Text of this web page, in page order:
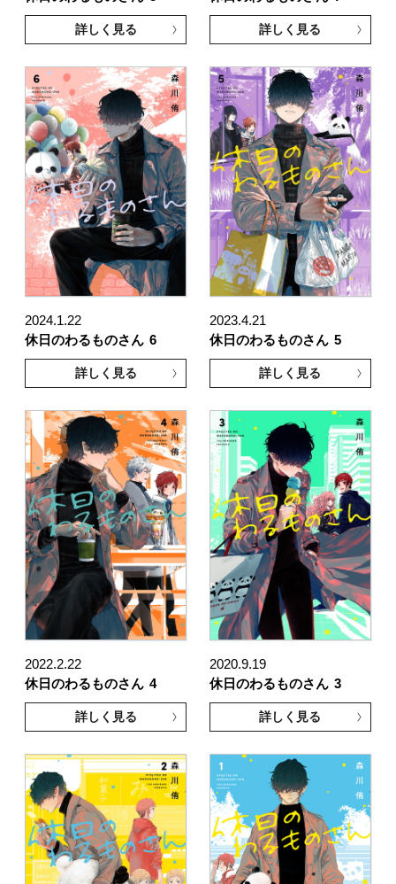
詳しく見る 詳しく見る
2024.1.22
休日のわるものさん 6
詳しく見る
2023.4.21
休日のわるものさん 5
詳しく見る
2022.2.22
休日のわるものさん 4
詳しく見る
2020.9.19
休日のわるものさん 3
詳しく見る